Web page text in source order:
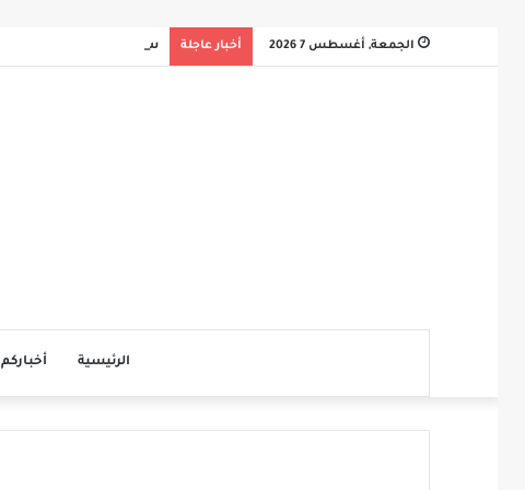
الجمعة, أغسطس 7 2026 أخبار عاجلة سلم لمن سالمكم
الرئيسية أخباركم